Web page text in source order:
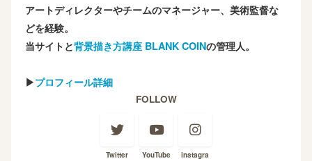
アートディレクターやチームのマネージャー、美術監督な
どを経験。
当サイトと背景描き方講座 BLANK COINの管理人。
▶プロフィール詳細
FOLLOW
Twitter YouTube
instagra